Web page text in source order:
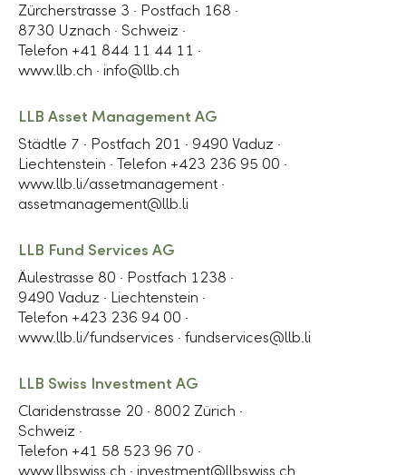
Zürcherstrasse 3 · Postfach 168 ·
8730 Uznach · Schweiz ·
Telefon +41 844 11 44 11 ·
www.llb.ch · info@llb.ch
LLB Asset Management AG
Städtle 7 · Postfach 201 · 9490 Vaduz ·
Liechtenstein · Telefon +423 236 95 00 ·
www.llb.li/assetmanagement ·
assetmanagement@llb.li
LLB Fund Services AG
Äulestrasse 80 · Postfach 1238 ·
9490 Vaduz · Liechtenstein ·
Telefon +423 236 94 00 ·
www.llb.li/fundservices · fundservices@llb.li
LLB Swiss Investment AG
Claridenstrasse 20 · 8002 Zürich ·
Schweiz ·
Telefon +41 58 523 96 70 ·
www.llbswiss.ch · investment@llbswiss.ch